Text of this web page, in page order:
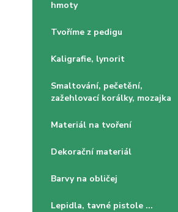
hmoty
Tvoříme z pedigu
Kaligrafie, lynorit
Smaltování, pečetění,
zažehlovací korálky, mozajka
Materiál na tvoření
Dekorační materiál
Barvy na obličej
Lepidla, tavné pistole ...